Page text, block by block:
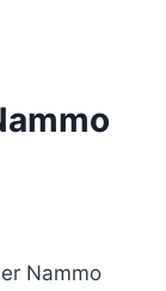
Nammo